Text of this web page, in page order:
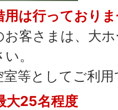
用は行っており
お客さまは、大
。
室等としてご利
大25名程度